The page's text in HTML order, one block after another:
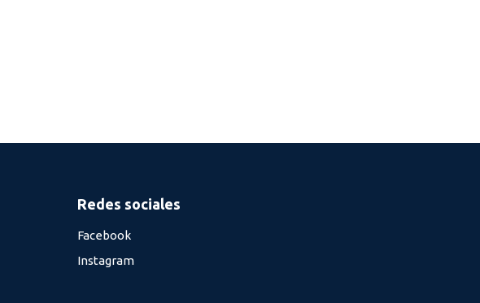
Redes sociales
Facebook
Instagram